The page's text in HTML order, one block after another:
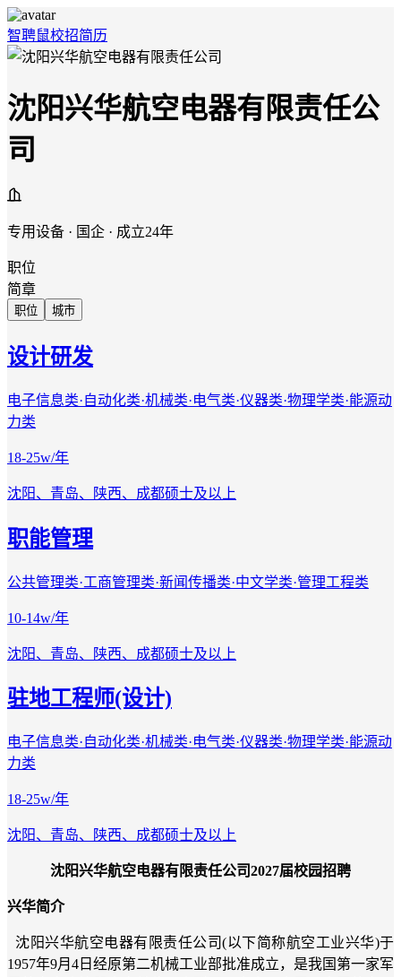
智聘鼠校招简历
沈阳兴华航空电器有限责任公
司
专用设备 · 国企 · 成立24年
职位
简章
职位 城市
设计研发
电子信息类·自动化类·机械类·电气类·仪器类·物理学类·能源动
力类
18-25w/年
沈阳、青岛、陕西、成都硕士及以上
职能管理
公共管理类·工商管理类·新闻传播类·中文学类·管理工程类
10-14w/年
沈阳、青岛、陕西、成都硕士及以上
驻地工程师(设计)
电子信息类·自动化类·机械类·电气类·仪器类·物理学类·能源动
力类
18-25w/年
沈阳、青岛、陕西、成都硕士及以上
沈阳兴华航空电器有限责任公司2027届校园招聘
兴华简介
沈阳兴华航空电器有限责任公司(以下简称航空工业兴华)于
1957年9月4日经原第二机械工业部批准成立，是我国第一家军